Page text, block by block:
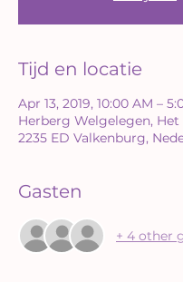
Tijd en locatie
Apr 13, 2019, 10:00 AM –
Herberg Welgelegen, Het
2235 ED Valkenburg,
Gasten
+ 4 other